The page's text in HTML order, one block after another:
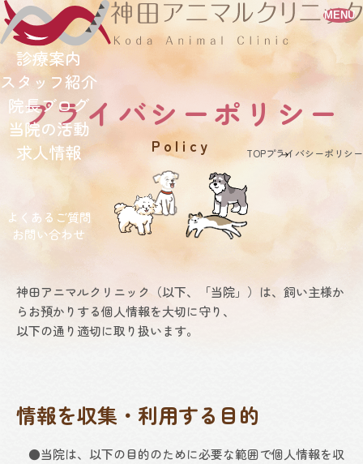
MENU
診療案内
スタッフ紹介
院長ブログ
当院の活動
求人情報
よくあるご質問
お問い合わせ
TOPプライバシーポリシー
プライバシーポリシー
policy
神田アニマルクリニック（以下、「当院」）は、飼い主様か
らお預かりする個人情報を大切に守り、
以下の通り適切に取り扱います。
情報を収集・利用する目的
●当院は、以下の目的のために必要な範囲で個人情報を収